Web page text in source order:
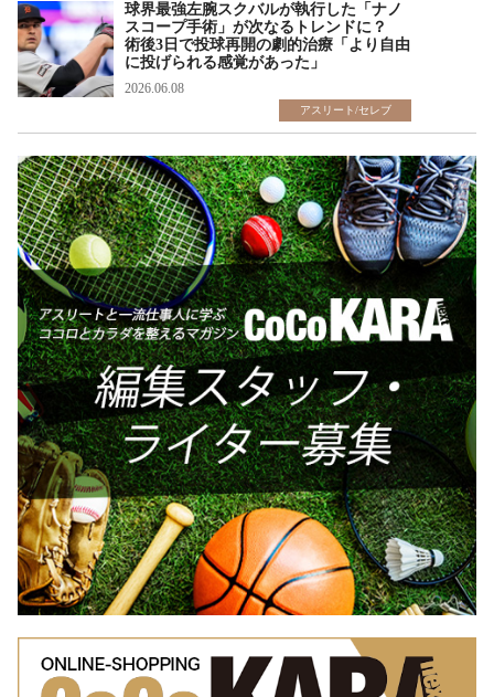
球界最強左腕スクバルが執行した「ナノ
スコープ手術」が次なるトレンドに？
術後3日で投球再開の劇的治療「より自由
に投げられる感覚があった」
2026.06.08
アスリート/セレブ